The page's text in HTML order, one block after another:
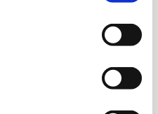
– fra hvor mange bier